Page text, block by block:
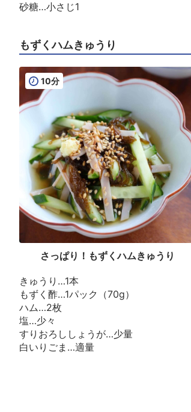
砂糖…小さじ1
もずくハムきゅうり
10分
さっぱり！もずくハムきゅうり
きゅうり…1本
もずく酢…1パック（70g）
ハム…2枚
塩…少々
すりおろししょうが…少量
白いりごま…適量